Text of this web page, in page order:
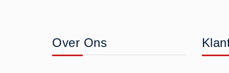
Koud - Warm kompressen (3)
Overige (1)
Over Ons